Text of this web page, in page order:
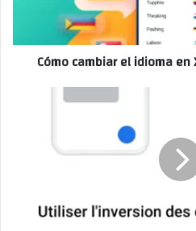
Cómo cambiar el idioma